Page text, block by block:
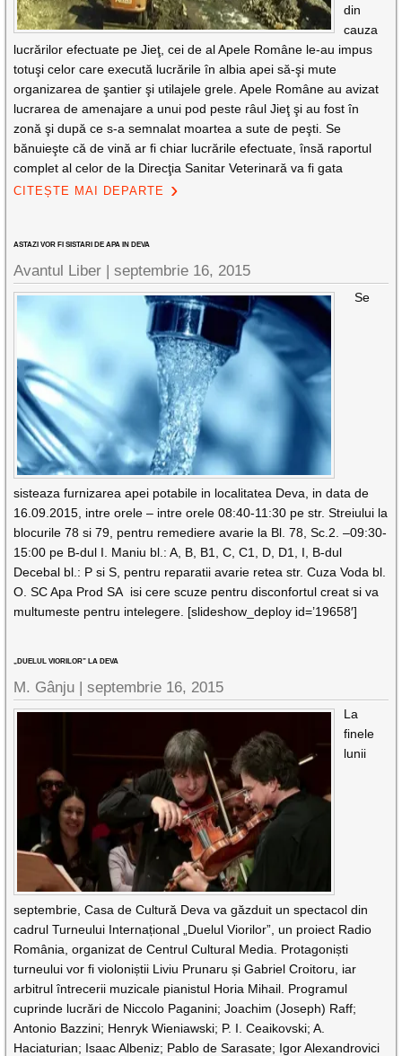
din
cauza
lucrărilor efectuate pe Jieţ, cei de al Apele Române le-au impus
totuşi celor care execută lucrările în albia apei să-şi mute
organizarea de şantier şi utilajele grele. Apele Române au avizat
lucrarea de amenajare a unui pod peste râul Jieţ şi au fost în
zonă şi după ce s-a semnalat moartea a sute de peşti. Se
bănuieşte că de vină ar fi chiar lucrările efectuate, însă raportul
complet al celor de la Direcţia Sanitar Veterinară va fi gata
CITEȘTE MAI DEPARTE
ASTAZI VOR FI SISTARI DE APA IN DEVA
Avantul Liber |septembrie 16, 2015
Se
sisteaza furnizarea apei potabile in localitatea Deva, in data de
16.09.2015, intre orele – intre orele 08:40-11:30 pe str. Streiului la
blocurile 78 si 79, pentru remediere avarie la Bl. 78, Sc.2. –09:30-
15:00 pe B-dul I. Maniu bl.: A, B, B1, C, C1, D, D1, I, B-dul
Decebal bl.: P si S, pentru reparatii avarie retea str. Cuza Voda bl.
O. SC Apa Prod SA isi cere scuze pentru disconfortul creat si va
multumeste pentru intelegere. [slideshow_deploy id=’19658′]
„DUELUL VIORILOR” LA DEVA
M. Gânju |septembrie 16, 2015
La
finele
lunii
septembrie, Casa de Cultură Deva va găzduit un spectacol din
cadrul Turneului Internațional „Duelul Viorilor”, un proiect Radio
România, organizat de Centrul Cultural Media. Protagoniști
turneului vor fi violoniștii Liviu Prunaru și Gabriel Croitoru, iar
arbitrul întrecerii muzicale pianistul Horia Mihail. Programul
cuprinde lucrări de Niccolo Paganini; Joachim (Joseph) Raff;
Antonio Bazzini; Henryk Wieniawski; P. I. Ceaikovski; A.
Haciaturian; Isaac Albeniz; Pablo de Sarasate; Igor Alexandrovici